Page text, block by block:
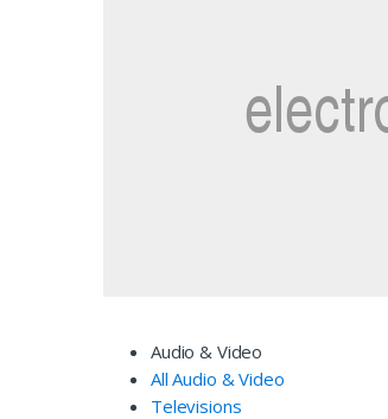
Audio & Video
All Audio & Video
Televisions